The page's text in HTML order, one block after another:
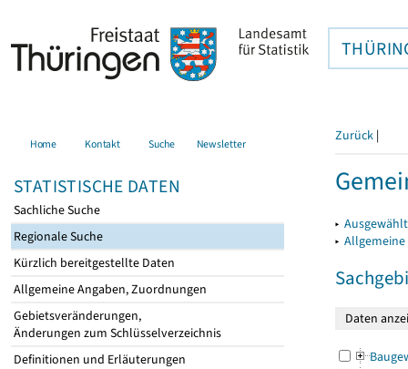
Home Kontakt Suche Newsletter
STATISTISCHE DATEN
Sachliche Suche
Regionale Suche
Kürzlich bereitgestellte Daten
Allgemeine Angaben, Zuordnungen
Gebietsveränderungen,
Änderungen zum Schlüsselverzeichnis
Definitionen und Erläuterungen
Zurück |
▸
▸